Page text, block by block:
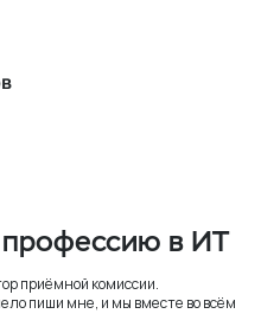
в ИТ
приёмной комиссии.
пиши мне, и мы вместе во всём